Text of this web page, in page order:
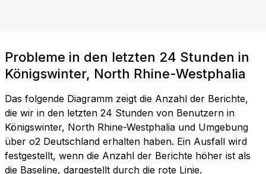
Probleme in den letzten 24 Stunden in
Königswinter, North Rhine-Westphalia
Das folgende Diagramm zeigt die Anzahl der Berichte,
die wir in den letzten 24 Stunden von Benutzern in
Königswinter, North Rhine-Westphalia und Umgebung
über o2 Deutschland erhalten haben. Ein Ausfall wird
festgestellt, wenn die Anzahl der Berichte höher ist als
die Baseline, dargestellt durch die rote Linie.